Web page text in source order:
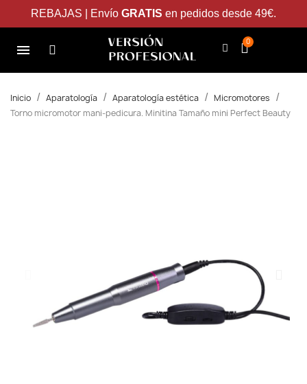
REBAJAS | Envío GRATIS en pedidos desde 49€.
Inicio Aparatología Aparatología estética
Micromotores
Torno micromotor mani-pedicura. Minitina Tamaño mini Perfect Beauty